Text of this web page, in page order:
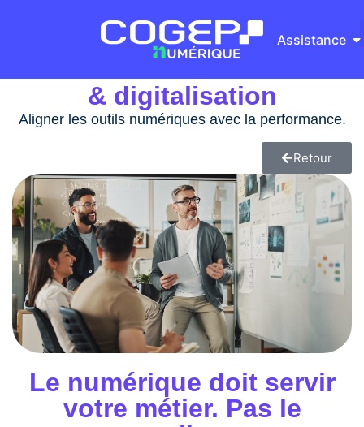
Assistance
& digitalisation
Aligner les outils numériques avec la performance.
Retour
Le numérique doit servir
votre métier. Pas le